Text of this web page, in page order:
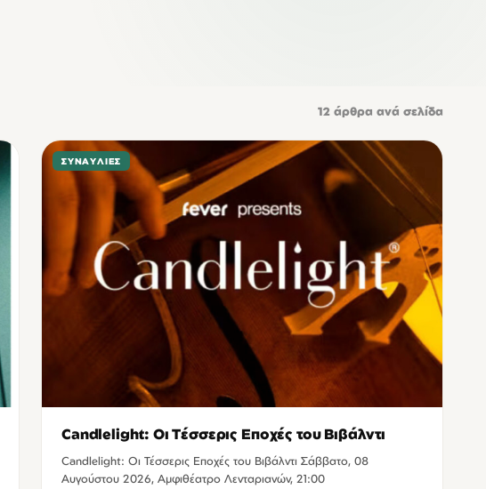
12 άρθρα ανά σελίδα
ΣΥΝΑΥΛΊΕΣ
Candlelight: Οι Τέσσερις Εποχές του Βιβάλντι
Candlelight: Οι Τέσσερις Εποχές του Βιβάλντι Σάββατο, 08
Αυγούστου 2026, Αμφιθέατρο Λενταριανών, 21:00